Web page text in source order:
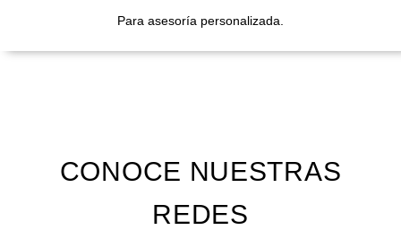
Para asesoría personalizada.
CONOCE NUESTRAS
REDES